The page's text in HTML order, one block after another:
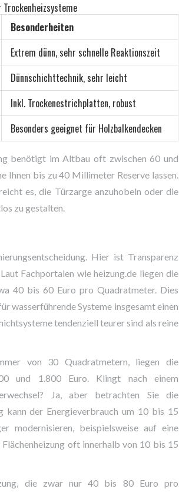
Besonderheiten
Extrem dünn, sehr schnelle Reaktionszeit
Dünnschichttechnik, sehr leicht
Inkl. Trockenestrichplatten, robust
Besonders geeignet für Holzbalkendecken
benötigt im Altbau oft zwischen 60 und
Ihnen bis zu 40 Millimeter Reserve lassen.
es, die Türzarge anzuhobeln oder die
zu gestalten.
Hier ist Transparenz
Fachportalen wie heizung.de liegen die
40 bis 60 Euro pro Quadratmeter. Dies
wasserführende Systeme insgesamt einen
tendenziell teurer sind als reine
von 30 Quadratmetern, liegen die
und 1.800 Euro. Klingt nach einem
Ja, aber betrachten Sie die
kann der Energieverbrauch um 10 bis 15
modernisieren, beispielsweise auf eine
oft innerhalb von 10 bis 15
die zwar nur 40 bis 80 Euro pro